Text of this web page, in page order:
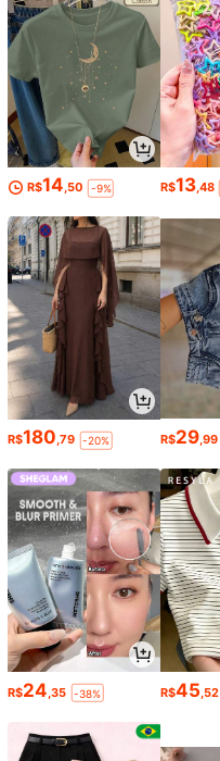
R$14,50 -9% R$13,48
R$180,79 -20% R$29,99
R$24 ,35 -38% R$45 ,52